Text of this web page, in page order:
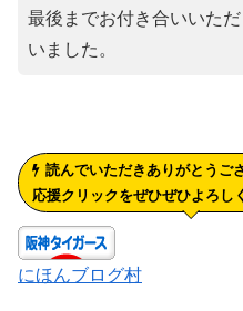
最後までお付き合いいた
いました。
読んでいただきありがとうご
応援クリックをぜひぜひよろし
にほんブログ村